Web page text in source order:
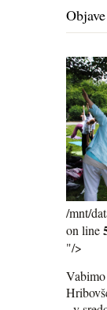
/mnt/
on line
"/>